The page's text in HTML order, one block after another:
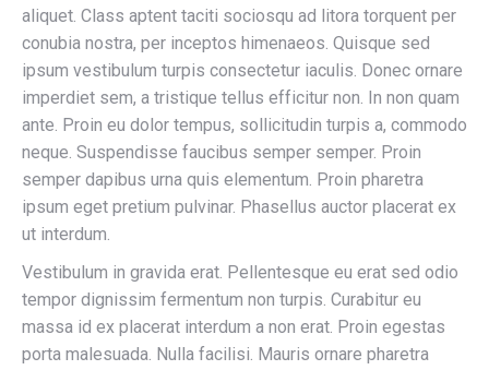
aliquet. Class aptent taciti sociosqu ad litora torquent per
conubia nostra, per inceptos himenaeos. Quisque sed
ipsum vestibulum turpis consectetur iaculis. Donec ornare
imperdiet sem, a tristique tellus efficitur non. In non quam
ante. Proin eu dolor tempus, sollicitudin turpis a, commodo
neque. Suspendisse faucibus semper semper. Proin
semper dapibus urna quis elementum. Proin pharetra
ipsum eget pretium pulvinar. Phasellus auctor placerat ex
ut interdum.
Vestibulum in gravida erat. Pellentesque eu erat sed odio
tempor dignissim fermentum non turpis. Curabitur eu
massa id ex placerat interdum a non erat. Proin egestas
porta malesuada. Nulla facilisi. Mauris ornare pharetra